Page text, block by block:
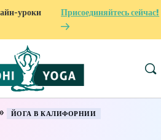
уроки
Присоединяйтесь сейчас!
ЙОГА В КАЛИФОРНИИ